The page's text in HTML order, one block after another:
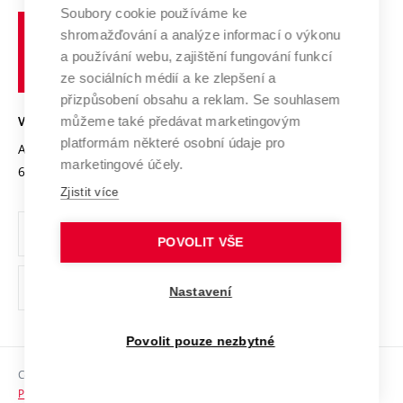
Výzkumné infrastruktury
Transfer znalostí
Open Science
Projekty
Projekty ze strukturálních fondů
Specifický výzkum
Spolupráce se školami
Mezinárodní dohody
Univerzitní sítě
Profil univerzity
Udržitelná univerzita
Podnikavá univerzita / ContriBUTe
Bezpečná univerzita
Vyznamenání
Organizační struktura
Ochrana osobních údajů
odkaz)
Sociální bezpečí
učení
technické
Brně
VYSOKÉ UČENÍ TECHNICKÉ V BRNĚ
Antonínská 548/1
602 00 Brno
www.vut.cz
vut@vutbr.cz
Copyright © 2026 VUT
Prohlášení o přístupnosti
Soubory cookie používáme ke
shromažďování a analýze informací o výkonu
a používání webu, zajištění fungování funkcí
ze sociálních médií a ke zlepšení a
přizpůsobení obsahu a reklam. Se souhlasem
můžeme také předávat marketingovým
platformám některé osobní údaje pro
marketingové účely.
Zjistit více
POVOLIT VŠE
Nastavení
Povolit pouze nezbytné